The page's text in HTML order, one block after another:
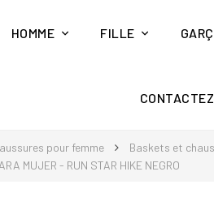
HOMME FILLE
CONTACTEZ
pour femme Baskets et
MUJER - RUN STAR HIKE NEGRO